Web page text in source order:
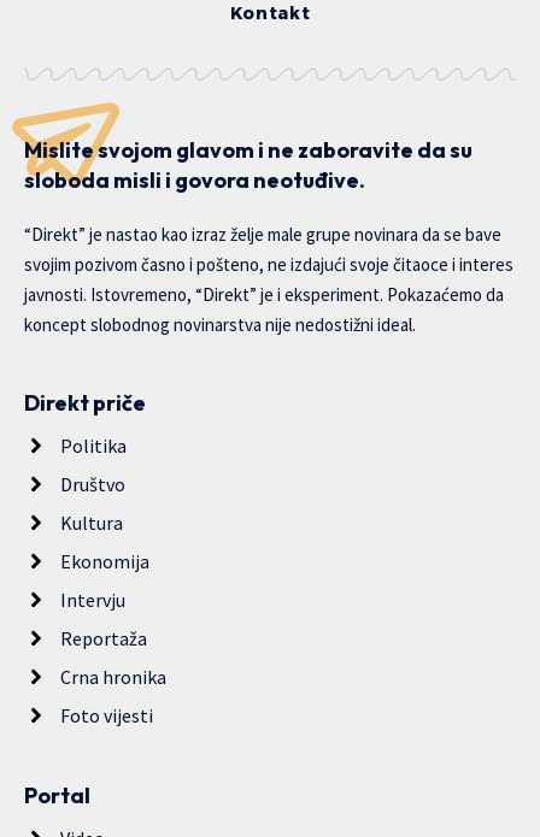
Kontakt
Mislite svojom glavom i ne zaboravite da su
sloboda misli i govora neotuđive.
“Direkt” je nastao kao izraz želje male grupe novinara da se bave
svojim pozivom časno i pošteno, ne izdajući svoje čitaoce i interes
javnosti. Istovremeno, “Direkt” je i eksperiment. Pokazaćemo da
koncept slobodnog novinarstva nije nedostižni ideal.
Direkt priče
Politika
Društvo
Kultura
Ekonomija
Intervju
Reportaža
Crna hronika
Foto vijesti
Portal